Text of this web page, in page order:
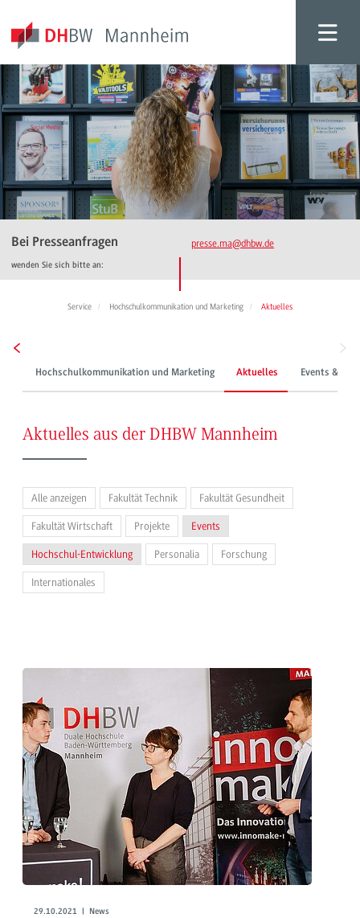
Bei Presseanfragen
wenden Sie sich bitte an:
presse.ma@dhbw.de
Service Hochschulkommunikation und Marketing Aktuelles
Hochschulkommunikation und Marketing Aktuelles Events &
Aktuelles aus der DHBW Mannheim
Alle anzeigen Fakultät Technik Fakultät Gesundheit
Fakultät Wirtschaft Projekte Events
Hochschul-Entwicklung Personalia Forschung
Internationales
29.10.2021 | News